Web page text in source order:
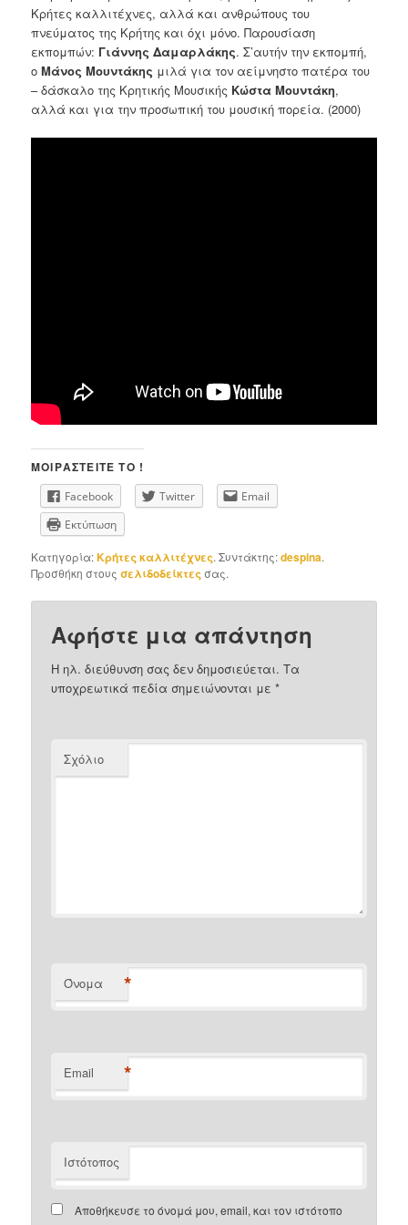
Κρήτες καλλιτέχνες, αλλά και ανθρώπους του
πνεύματος της Κρήτης και όχι μόνο. Παρουσίαση
εκπομπών: Γιάννης Δαμαρλάκης. Σ’αυτήν την εκπομπή,
οΜάνος Μουντάκης μιλά για τον αείμνηστο πατέρα του
– δάσκαλο της Κρητικής Μουσικής Κώστα Μουντάκη,
αλλά και για την προσωπική του μουσική πορεία. (2000)
ΜΟΙΡΑΣΤΕΊΤΕ ΤΟ !
Facebook Twitter
Email
Εκτύπωση
Κατηγορία:Κρήτες καλλιτέχνες. Συντάκτης:despina.
Προσθήκη στουςσελιδοδείκτεςσας.
Αφήστε μια απάντηση
Η ηλ. διεύθυνση σας δεν δημοσιεύεται. Τα
υποχρεωτικά πεδία σημειώνονται με*
Σχόλιο
Όνομα *
Email *
Ιστότοπος
Αποθήκευσε το όνομά μου, email, και τον ιστότοπο